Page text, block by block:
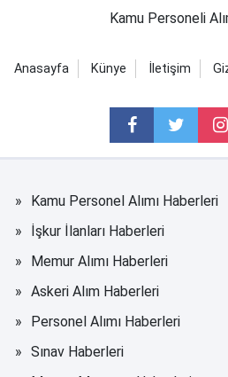
Kamu Personeli
Anasayfa Künye İletişim
Kamu Personel Alımı Haberleri
İşkur İlanları Haberleri
Memur Alımı Haberleri
Askeri Alım Haberleri
Personel Alımı Haberleri
Sınav Haberleri